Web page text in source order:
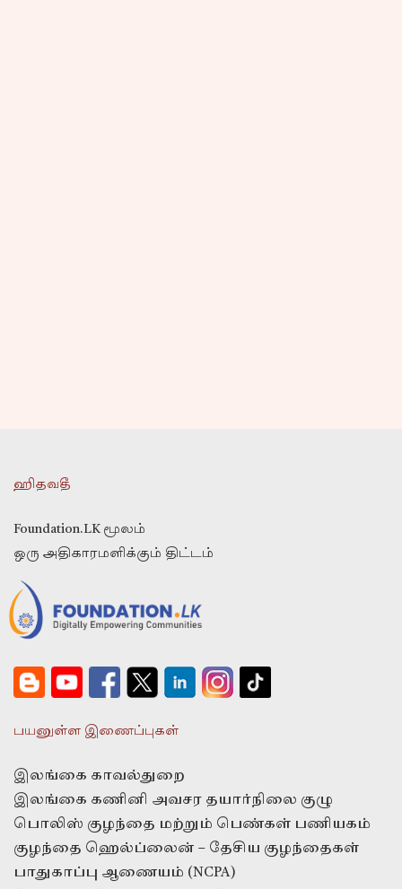
ஹிதவதீ
Foundation.LK மூலம்
ஒரு அதிகாரமளிக்கும் திட்டம்
பயனுள்ள இணைப்புகள்
இலங்கை காவல்துறை
இலங்கை கணினி அவசர தயார்நிலை குழு
பொலிஸ் குழந்தை மற்றும் பெண்கள் பணியகம்
குழந்தை ஹெல்ப்லைன் – தேசிய குழந்தைகள்
பாதுகாப்பு ஆணையம் (NCPA)